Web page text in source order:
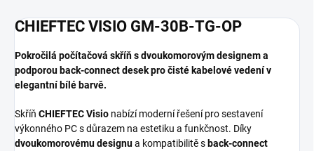
CHIEFTEC VISIO GM-30B-TG-OP
Pokročilá počítačová skříň s dvoukomorovým designem a
podporou back-connect desek pro čisté kabelové vedení v
elegantní bílé barvě.
Skříň CHIEFTEC Visio nabízí moderní řešení pro sestavení
výkonného PC s důrazem na estetiku a funkčnost. Díky
dvoukomorovému designua kompatibilitě s back-connect